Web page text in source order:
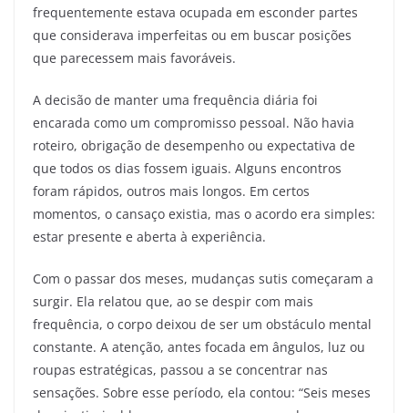
frequentemente estava ocupada em esconder partes
que considerava imperfeitas ou em buscar posições
que parecessem mais favoráveis.
A decisão de manter uma frequência diária foi
encarada como um compromisso pessoal. Não havia
roteiro, obrigação de desempenho ou expectativa de
que todos os dias fossem iguais. Alguns encontros
foram rápidos, outros mais longos. Em certos
momentos, o cansaço existia, mas o acordo era simples:
estar presente e aberta à experiência.
Com o passar dos meses, mudanças sutis começaram a
surgir. Ela relatou que, ao se despir com mais
frequência, o corpo deixou de ser um obstáculo mental
constante. A atenção, antes focada em ângulos, luz ou
roupas estratégicas, passou a se concentrar nas
sensações. Sobre esse período, ela contou: “Seis meses